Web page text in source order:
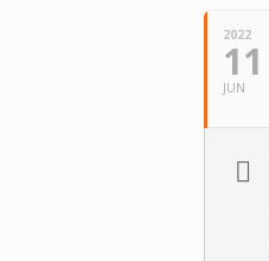
2022
11
JUN